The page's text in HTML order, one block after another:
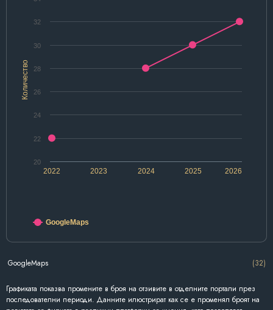
Количество
2022 2024 2026
2023 2025
20
22
24
26
28
30
32
GoogleMaps
GoogleMaps (32)
Графиката показва промените в броя на отзивите в отделните портали през
последователни периоди. Данните илюстрират как се е променял броят на